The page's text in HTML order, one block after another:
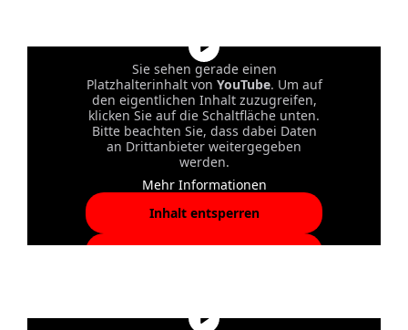
Sie sehen gerade einen
Platzhalterinhalt von YouTube. Um auf
den eigentlichen Inhalt zuzugreifen,
klicken Sie auf die Schaltfläche unten.
Bitte beachten Sie, dass dabei Daten
an Drittanbieter weitergegeben
werden.
Mehr Informationen
Inhalt entsperren